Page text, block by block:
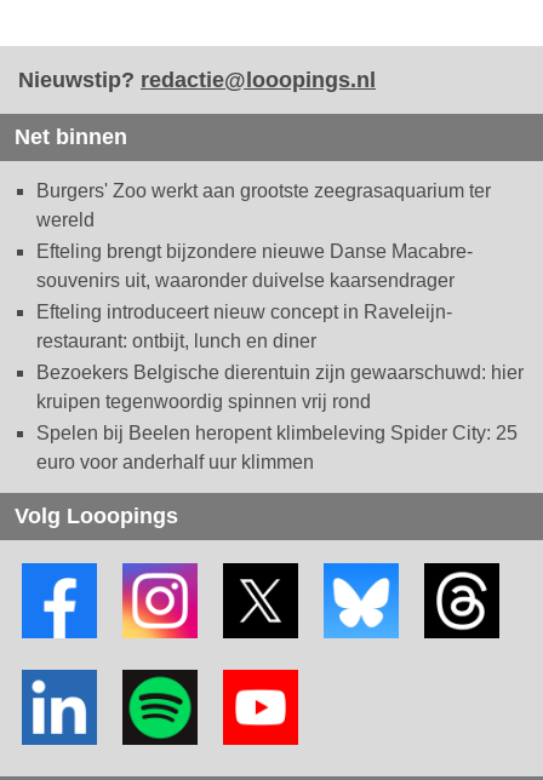
Nieuwstip? redactie@looopings.nl
Net binnen
Burgers' Zoo werkt aan grootste zeegrasaquarium ter
wereld
Efteling brengt bijzondere nieuwe Danse Macabre-
souvenirs uit, waaronder duivelse kaarsendrager
Efteling introduceert nieuw concept in Raveleijn-
restaurant: ontbijt, lunch en diner
Bezoekers Belgische dierentuin zijn gewaarschuwd: hier
kruipen tegenwoordig spinnen vrij rond
Spelen bij Beelen heropent klimbeleving Spider City: 25
euro voor anderhalf uur klimmen
Volg Looopings